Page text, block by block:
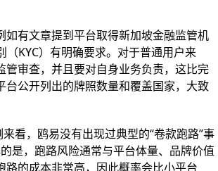
有文章提到平台取得新加坡金融监管机
KYC）有明确要求。对于普通用户来
审查，并且要对自身业务负责，这比完
公开列出的牌照数量和覆盖国家，大致
看，鸥易没有出现过典型的“卷款跑路”事
是，跑路风险通常与平台体量、品牌价值
的成本非常高，因此概率会比小平台